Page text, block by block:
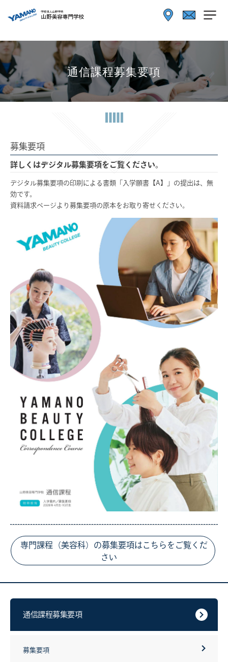
通信課程募集要項
募集要項
詳しくはデジタル募集要項をご覧ください。
デジタル募集要項の印刷による書類「入学願書【A】」の提出は、無
効です。
資料請求ページより募集要項の原本をお取り寄せください。
専門課程（美容科）の募集要項はこちらをご覧くだ
さい
通信課程募集要項
募集要項